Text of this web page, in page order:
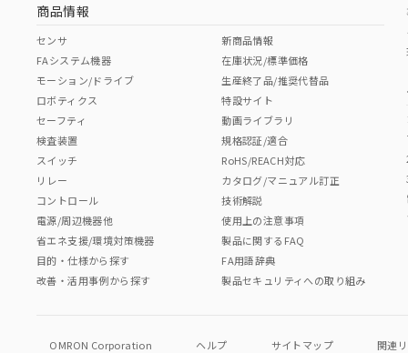
商品情報
センサ
FAシステム機器
モーション/ドライブ
ロボティクス
セーフティ
検査装置
スイッチ
リレー
コントロール
電源/周辺機器他
省エネ支援/環境対策機器
目的・仕様から探す
改善・活用事例から探す
新商品情報
在庫状況/標準価格
生産終了品/推奨代替品
特設サイト
動画ライブラリ
規格認証/適合
RoHS/REACH対応
カタログ/マニュアル訂正
技術解説
使用上の注意事項
製品に関するFAQ
FA用語辞典
製品セキュリティへの取り組み
OMRON Corporation ヘルプ サイトマップ 関連